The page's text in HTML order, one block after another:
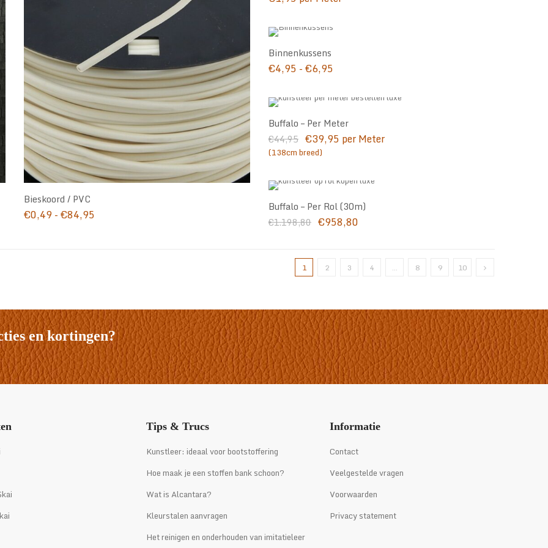
Bieskoord / PVC
€0,49-€84,95
Binnenkussens
€4,95 -€6,95
€6,95
Buffalo – Per Meter
€44,95 Oorspronkelijke
prijs
€39,95 Huidige
per Meter
(138cm breed)
Buffalo – Per Rol (30m)
€1.198,80 Oorspronkelijke
€958,80
1 2 3 4 … 8 9 10
en kortingen?
Tips & Trucs
Kunstleer: ideaal voor bootstoffering
Hoe maak je een stoffen bank schoon?
Wat is Alcantara?
Kleurstalen aanvragen
Het reinigen en onderhouden van imitatieleer
Informatie
Contact
Veelgestelde vragen
Voorwaarden
Privacy statement